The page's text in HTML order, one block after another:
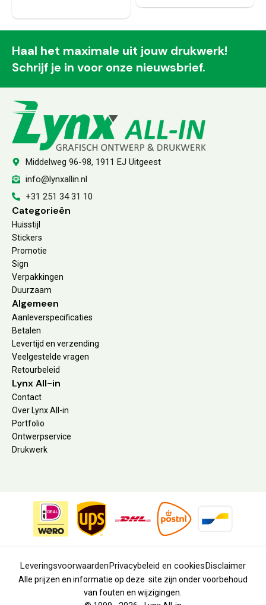
Haal het maximale uit jouw drukwerk!
Schrijf je in voor onze nieuwsbrief.
Middelweg 96-98, 1911 EJ Uitgeest
info@lynxallin.nl
+31 251 34 31 10
Categorieën
Huisstijl
Stickers
Promotie
Sign
Verpakkingen
Duurzaam
Algemeen
Aanleverspecificaties
Betalen
Levertijd en verzending
Veelgestelde vragen
Retourbeleid
Lynx All-in
Contact
Over Lynx All-in
Portfolio
Ontwerpservice
Drukwerk
LeveringsvoorwaardenPrivacybeleid en cookiesDisclaimer
Alle prijzen en informatie op deze site zijn onder voorbehoud
van fouten en wijzigingen.